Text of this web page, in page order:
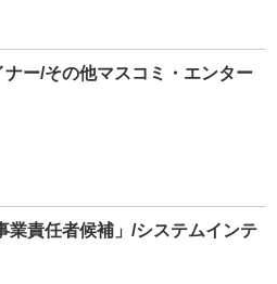
ナー/その他マスコミ・エンター
業責任者候補」/システムインテ